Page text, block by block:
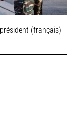
président (français)